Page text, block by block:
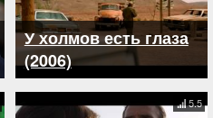
У холмов есть глаза
(2006)
5.5